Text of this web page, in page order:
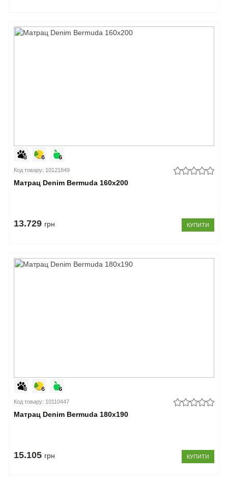
Код товару: 10121849
Матрац Denim Bermuda 160x200
13.729 грн КУПИТИ
Код товару: 10110447
Матрац Denim Bermuda 180x190
15.105 грн КУПИТИ